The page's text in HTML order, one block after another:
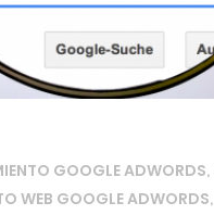
GOOGLE ADWORDS,
WEB GOOGLE ADWORDS,